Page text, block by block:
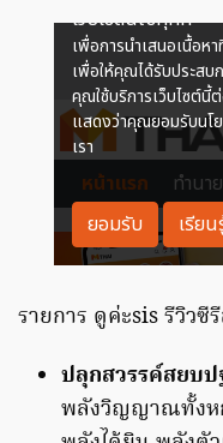
รายการ ดูค่ะsis รีวิวซี
ปลุกสวรรค์สยบ
พลังวิญญาณทั้งห